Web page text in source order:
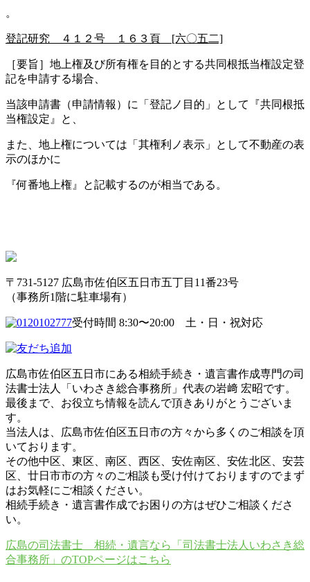
。
登記研究 ４１２号 １６３頁 [六〇五二]
［要旨］地上権及び所有権を目的とする共同根抵当権設定登
記を申請する場合、
当該申請書（申請情報）に「登記ノ目的」として『共同根抵
当権設定』と、
また、地上権については「其権利ノ表示」として不動産の表
示のほかに
『何番地上権』と記載するのが相当である。
〒731-5127 広島市佐伯区五日市五丁目11番23号
（事務所1階に駐車場有）
受付時間 8:30〜20:00 土・日・祝対応
広島市佐伯区五日市にある相続手続き・遺言書作成専門の司
法書士法人「いわさき総合事務所」代表の岩﨑 宏昭です。
最後まで、お役立ち情報を読んで頂きありがとうございま
す。
当法人は、広島市佐伯区五日市の方々から多くのご相談を頂
いております。
その他中区、東区、南区、西区、安佐南区、安佐北区、安芸
区、廿日市市の方々のご相談も受け付けておりますのでまず
はお気軽にご相談ください。
相続手続き・遺言書作成でお困りの方はぜひご相談くださ
い。
広島の司法書士 相続・遺言なら「司法書士法人いわさき総
合事務所」のTOPページはこちら